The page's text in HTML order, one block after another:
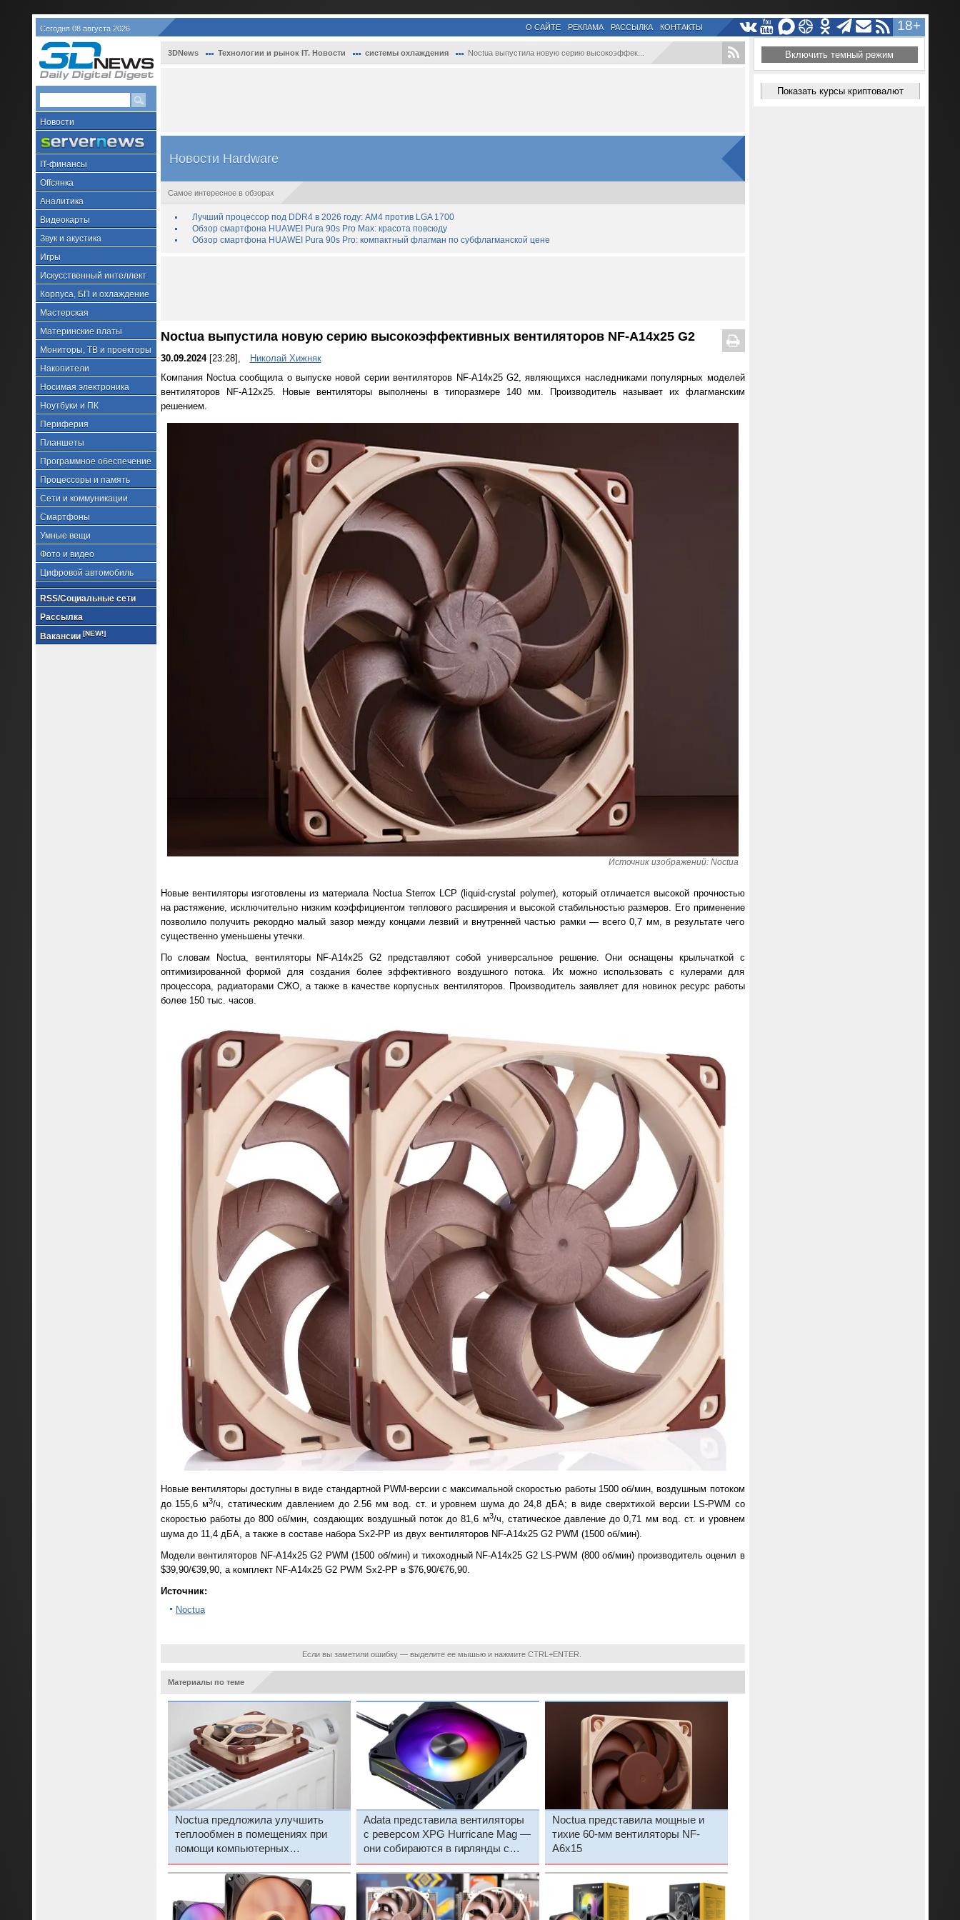
Сегодня 08 августа 2026 18+
О САЙТЕ РЕКЛАМА РАССЫЛКА КОНТАКТЫ
Новости
IT-финансы
Offсянка
Аналитика
Видеокарты
Звук и акустика
Игры
Искусственный интеллект
Корпуса, БП и охлаждение
Мастерская
Материнские платы
Мониторы, ТВ и проекторы
Накопители
Носимая электроника
Ноутбуки и ПК
Периферия
Планшеты
Программное обеспечение
Процессоры и память
Сети и коммуникации
Смартфоны
Умные вещи
Фото и видео
Цифровой автомобиль
RSS/Социальные сети
Рассылка
Вакансии [NEW!]
3DNews Технологии и рынок IT. Новости системы охлаждения Noctua выпустила новую серию высокоэффек...
Новости Hardware
Самое интересное в обзорах
Лучший процессор под DDR4 в 2026 году: AM4 против LGA 1700
Обзор смартфона HUAWEI Pura 90s Pro Max: красота повсюду
Обзор смартфона HUAWEI Pura 90s Pro: компактный флагман по субфлагманской цене
Noctua выпустила новую серию высокоэффективных вентиляторов NF-A14x25 G2
30.09.2024[23:28],
Николай Хижняк
Компания Noctua сообщила о выпуске новой серии вентиляторов NF-A14x25 G2, являющихся наследниками популярных моделей
вентиляторов NF-A12x25. Новые вентиляторы выполнены в типоразмере 140 мм. Производитель называет их флагманским
решением.
Источник изображений: Noctua
Новые вентиляторы изготовлены из материала Noctua Sterrox LCP (liquid-crystal polymer), который отличается высокой прочностью
на растяжение, исключительно низким коэффициентом теплового расширения и высокой стабильностью размеров. Его применение
позволило получить рекордно малый зазор между концами лезвий и внутренней частью рамки — всего 0,7 мм, в результате чего
существенно уменьшены утечки.
По словам Noctua, вентиляторы NF-A14x25 G2 представляют собой универсальное решение. Они оснащены крыльчаткой с
оптимизированной формой для создания более эффективного воздушного потока. Их можно использовать с кулерами для
процессора, радиаторами СЖО, а также в качестве корпусных вентиляторов. Производитель заявляет для новинок ресурс работы
более 150 тыс. часов.
Новые вентиляторы доступны в виде стандартной PWM-версии с максимальной скоростью работы 1500 об/мин, воздушным потоком
до 155,6 м3/ч, статическим давлением до 2.56 мм вод. ст. и уровнем шума до 24,8 дБА; в виде сверхтихой версии LS-PWM со
скоростью работы до 800 об/мин, создающих воздушный поток до 81,6 м3/ч, статическое давление до 0,71 мм вод. ст. и уровнем
шума до 11,4 дБА, а также в составе набора Sx2-PP из двух вентиляторов NF-A14x25 G2 PWM (1500 об/мин).
Модели вентиляторов NF-A14x25 G2 PWM (1500 об/мин) и тихоходный NF-A14x25 G2 LS-PWM (800 об/мин) производитель оценил в
$39,90/€39,90, а комплект NF-A14x25 G2 PWM Sx2-PP в $76,90/€76,90.
Источник:
Noctua
Если вы заметили ошибку — выделите ее мышью и нажмите CTRL+ENTER.
Материалы по теме
Noctua предложила улучшить
теплообмен в помещениях при
помощи компьютерных
вентиляторов
Adata представила вентиляторы
с реверсом XPG Hurricane Mag —
они собираются в гирлянды с
помощью магнитов
Noctua представила мощные и
тихие 60-мм вентиляторы NF-
A6x15
Включить темный режим
Показать курсы криптовалют